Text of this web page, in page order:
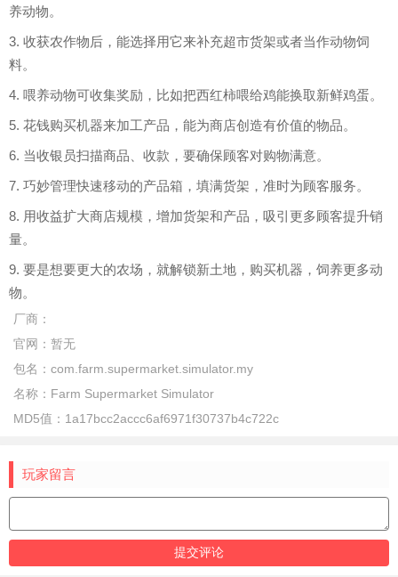
养动物。
3. 收获农作物后，能选择用它来补充超市货架或者当作动物饲
料。
4. 喂养动物可收集奖励，比如把西红柿喂给鸡能换取新鲜鸡蛋。
5. 花钱购买机器来加工产品，能为商店创造有价值的物品。
6. 当收银员扫描商品、收款，要确保顾客对购物满意。
7. 巧妙管理快速移动的产品箱，填满货架，准时为顾客服务。
8. 用收益扩大商店规模，增加货架和产品，吸引更多顾客提升销
量。
9. 要是想要更大的农场，就解锁新土地，购买机器，饲养更多动
物。
厂商：
官网： 暂无
包名： com.farm.supermarket.simulator.my
名称： Farm Supermarket Simulator
MD5值： 1a17bcc2accc6af6971f30737b4c722c
玩家留言